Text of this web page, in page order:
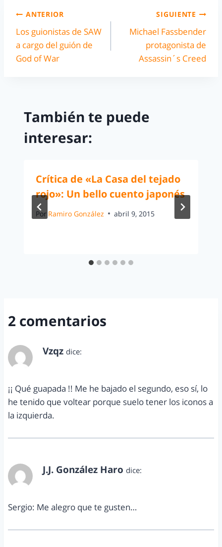
ANTERIOR
Los guionistas de SAW
a cargo del guión de
God of War
SIGUIENTE
Michael Fassbender
protagonista de
Assassin´s Creed
También te puede
interesar:
Crítica de «La Casa del tejado
rojo»: Un bello cuento japonés
Por Ramiro González abril 9, 2015
2 comentarios
Vzqz dice:
¡¡ Qué guapada !! Me he bajado el segundo, eso sí, lo
he tenido que voltear porque suelo tener los iconos a
la izquierda.
J.J. González Haro dice:
Sergio: Me alegro que te gusten…